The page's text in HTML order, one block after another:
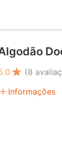
star (8
add Informações